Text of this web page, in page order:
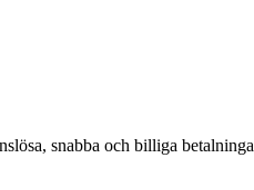
snabba och billiga